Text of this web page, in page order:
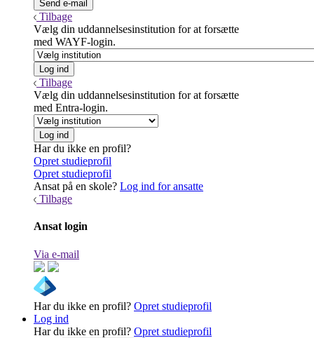
Tilbage
Vælg din uddannelsesinstitution for at forsætte
med WAYF-login.
Tilbage
Vælg din uddannelsesinstitution for at forsætte
med Entra-login.
Har du ikke en profil?
Opret studieprofil
Opret studieprofil
Ansat på en skole? Log ind for ansatte
Tilbage
Ansat login
Via e-mail
Har du ikke en profil? Opret studieprofil
Log ind
Har du ikke en profil? Opret studieprofil